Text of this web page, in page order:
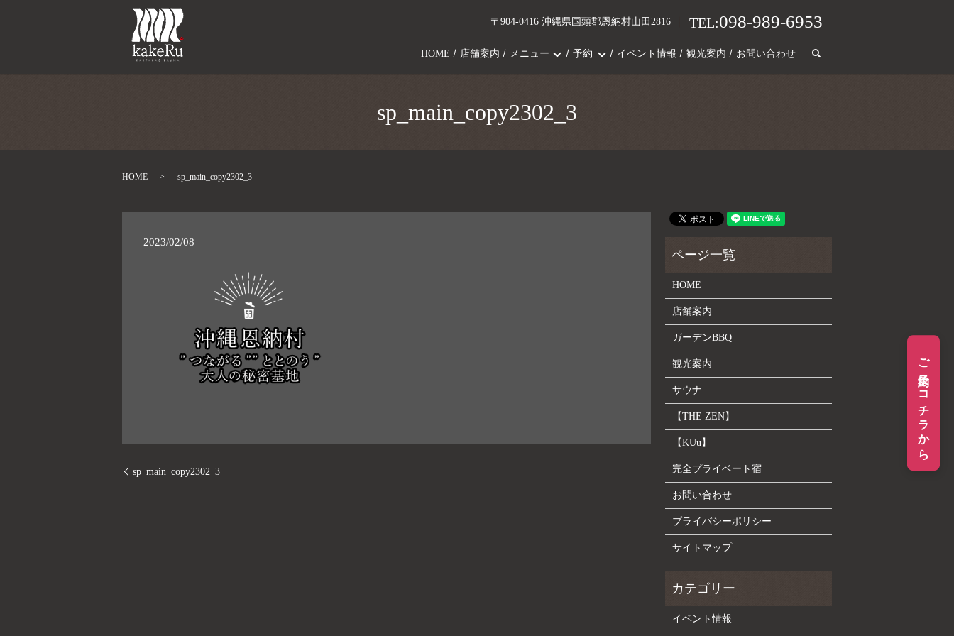
〒904-0416 沖縄県国頭郡恩納村山田2816 TEL:098-989-6953
HOME 店舗案内 メニュー 予約 イベント情報 観光案内 お問い合わせ
sp_main_copy2302_3
HOME sp_main_copy2302_3
2023/02/08
sp_main_copy2302_3
HOME
店舗案内
ガーデンBBQ
観光案内
サウナ
【THE ZEN】
【KUu】
完全プライベート宿
お問い合わせ
プライバシーポリシー
サイトマップ
イベント情報
ご予約はコチラから